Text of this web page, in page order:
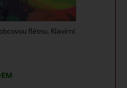
flétnu. Klavírní